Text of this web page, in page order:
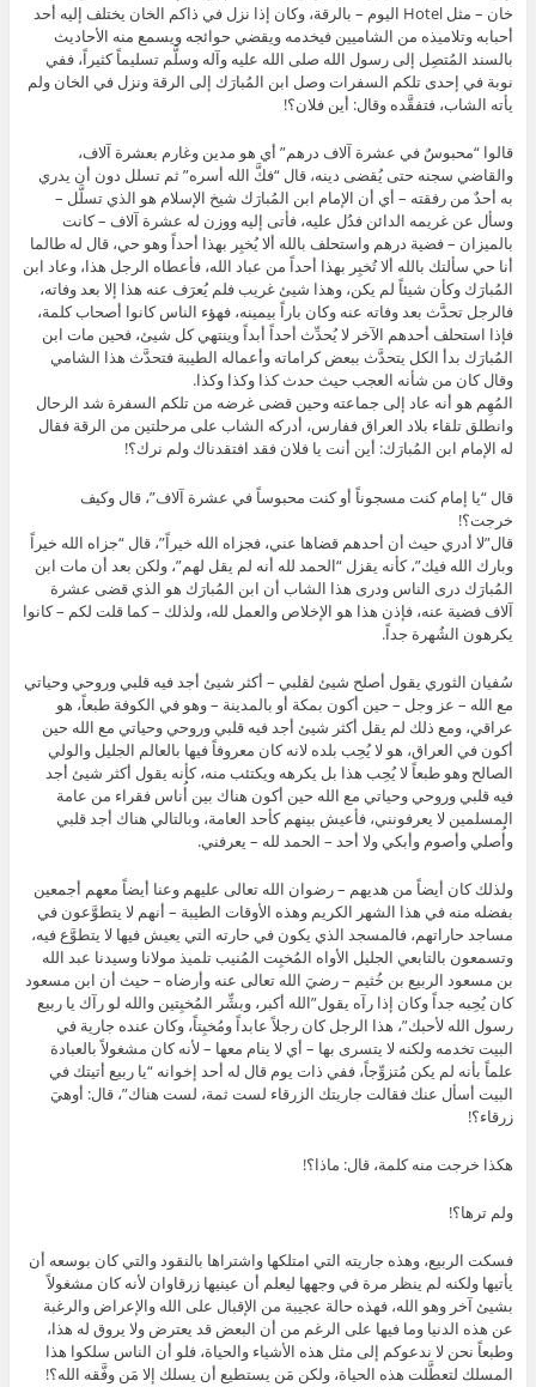
خان – مثل Hotel اليوم – بالرقة، وكان إذا نزل في ذاكم الخان يختلف إليه أحد
أحبابه وتلاميذه من الشاميين فيخدمه ويقضي حوائجه ويسمع منه الأحاديث
بالسند المُتصِل إلى رسول الله صلى الله عليه وآله وسلَّم تسليماً كثيراً، ففي
نوبة في إحدى تلكم السفرات وصل ابن المُبارَك إلى الرقة ونزل في الخان ولم
يأته الشاب، فتفقَّده وقال: أين فلان؟!
قالوا “محبوسٌ في عشرة آلاف درهم” أي هو مدين وغارم بعشرة آلاف،
والقاضي سجنه حتى يُقضى دينه، قال “فكَّ الله أسره” ثم تسلل دون أن يدري
به أحدٌ من رفقته – أي أن الإمام ابن المُبارَك شيخ الإسلام هو الذي تسلَّل –
وسأل عن غريمه الدائن فدُل عليه، فأتى إليه ووزن له عشرة آلاف – كانت
بالميزان – فضية درهم واستحلف بالله ألا يُخبِر بهذا أحداً وهو حي، قال له طالما
أنا حي سألتك بالله ألا تُخبِر بهذا أحداً من عباد الله، فأعطاه الرجل هذا، وعاد ابن
المُبارَك وكأن شيئاً لم يكن، وهذا شيئ غريب فلم يُعرَف عنه هذا إلا بعد وفاته،
فالرجل تحدَّث بعد وفاته عنه وكان باراً بيمينه، فهؤء الناس كانوا أصحاب كلمة،
فإذا استحلف أحدهم الآخر لا يُحدِّث أحداً أبداً وينتهي كل شيئ، فحين مات ابن
المُبارَك بدأ الكل يتحدَّث ببعض كراماته وأعماله الطيبة فتحدَّث هذا الشامي
وقال كان من شأنه العجب حيث حدث كذا وكذا وكذا.
المُهِم هو أنه عاد إلى جماعته وحين قضى غرضه من تلكم السفرة شد الرحال
وانطلق تلقاء بلاد العراق ففارس، أدركه الشاب على مرحلتين من الرقة فقال
له الإمام ابن المُبارَك: أين أنت يا فلان فقد افتقدناك ولم نرك؟!
قال “يا إمام كنت مسجوناً أو كنت محبوساً في عشرة آلاف”، قال وكيف
خرجت؟!
قال”لا أدري حيث أن أحدهم قضاها عني، فجزاه الله خيراً”، قال “جزاه الله خيراً
وبارك الله فيك”، كأنه يقزل “الحمد لله أنه لم يقل لهم”، ولكن بعد أن مات ابن
المُبارَك درى الناس ودرى هذا الشاب أن ابن المُبارَك هو الذي قضى عشرة
آلاف فضية عنه، فإذن هذا هو الإخلاص والعمل لله، ولذلك – كما قلت لكم – كانوا
يكرهون الشُهرة جداً.
سُفيان الثوري يقول أصلح شيئ لقلبي – أكثر شيئ أجد فيه قلبي وروحي وحياتي
مع الله – عز وجل – حين أكون بمكة أو بالمدينة – وهو في الكوفة طبعاً، هو
عراقي، ومع ذلك لم يقل أكثر شيئ أجد فيه قلبي وروحي وحياتي مع الله حين
أكون في العراق، هو لا يُحِب بلده لانه كان معروفاً فيها بالعالم الجليل والولي
الصالح وهو طبعاً لا يُحِب هذا بل يكرهه ويكتئب منه، كأنه يقول أكثر شيئ أجد
فيه قلبي وروحي وحياتي مع الله حين أكون هناك بين أُناس فقراء من عامة
المسلمين لا يعرفونني، فأعيش بينهم كأحد العامة، وبالتالي هناك أجد قلبي
وأُصلي وأصوم وأبكي ولا أحد – الحمد لله – يعرفني.
ولذلك كان أيضاً من هديهم – رضوان الله تعالى عليهم وعنا أيضاً معهم أجمعين
بفضله منه في هذا الشهر الكريم وهذه الأوقات الطيبة – أنهم لا يتطوَّعون في
مساجد حاراتهم، فالمسجد الذي يكون في حارته التي يعيش فيها لا يتطوَّع فيه،
وتسمعون بالتابعي الجليل الأواه المُخبِت المُنيب تلميذ مولانا وسيدنا عبد الله
بن مسعود الربيع بن خُثيم – رضيَ الله تعالى عنه وأرضاه – حيث أن ابن مسعود
كان يُحِبه جداً وكان إذا رآه يقول”الله أكبر، وبشِّر المُخبِتين والله لو رآك يا ربيع
رسول الله لأحبك”، هذا الرجل كان رجلاً عابداً ومُخبِتاً، وكان عنده جارية في
البيت تخدمه ولكنه لا يتسرى بها – أي لا ينام معها – لأنه كان مشغولاً بالعبادة
علماً بأنه لم يكن مُتزوِّجاً، ففي ذات يوم قال له أحد إخوانه “يا ربيع أتيتك في
البيت أسأل عنك فقالت جاريتك الزرقاء لست ثمة، لست هناك”، قال: أوهيَ
زرقاء؟!
هكذا خرجت منه كلمة، قال: ماذا؟!
ولم ترها؟!
فسكت الربيع، وهذه جاريته التي امتلكها واشتراها بالنقود والتي كان بوسعه أن
يأتيها ولكنه لم ينظر مرة في وجهها ليعلم أن عينيها زرقاوان لأنه كان مشغولاً
بشيئ آخر وهو الله، فهذه حالة عجيبة من الإقبال على الله والإعراض والرغبة
عن هذه الدنيا وما فيها على الرغم من أن البعض قد يعترض ولا يروق له هذا،
وطبعاً نحن لا ندعوكم إلى مثل هذه الأشياء والحياة، فلو أن الناس سلكوا هذا
المسلك لتعطَّلت هذه الحياة، ولكن مَن يستطيع أن يسلك إلا مَن وفَّقه الله؟!